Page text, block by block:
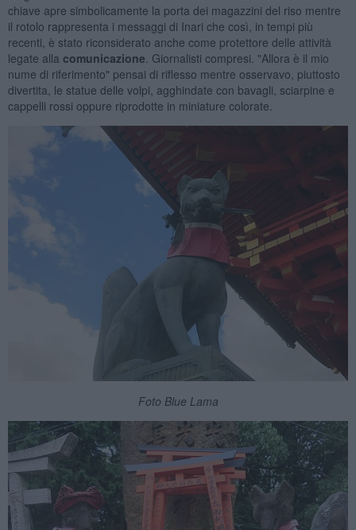
chiave apre simbolicamente la porta dei magazzini del riso mentre
il rotolo rappresenta i messaggi di Inari che così, in tempi più
recenti, è stato riconsiderato anche come protettore delle attività
legate alla comunicazione. Giornalisti compresi. "Allora è il mio
nume di riferimento" pensai di riflesso mentre osservavo, piuttosto
divertita, le statue delle volpi, agghindate con bavagli, sciarpine e
cappelli rossi oppure riprodotte in miniature colorate.
Foto Blue Lama